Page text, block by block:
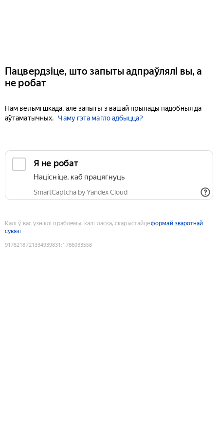
Пацвердзіце, што запыты адпраўлялі вы, а
не робат
Нам вельмі шкада, але запыты з вашай прылады падобныя да
аўтаматычных.
Чаму гэта магло адбыцца?
Я не робат
Націсніце, каб працягнуць
SmartCaptcha by Yandex Cloud
Калі ў вас узніклі праблемы, калі ласка, скарыстайцеформай зваротнай
сувязі
9178218721334939831 :1786033558